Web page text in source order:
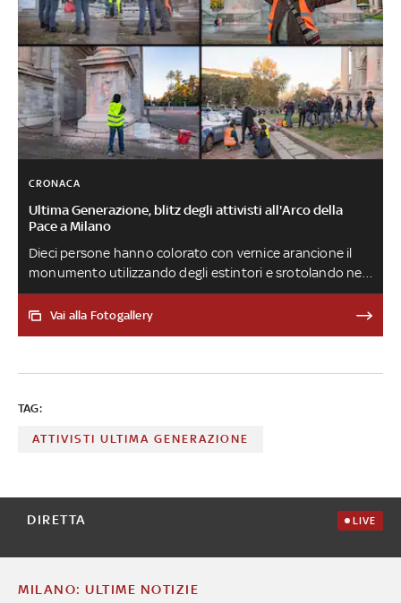
CRONACA
Ultima Generazione, blitz degli attivisti all'Arco della
Pace a Milano
Dieci persone hanno colorato con vernice arancione il
monumento utilizzando degli estintori e srotolando nel
frattempo uno striscione con la scritta “Fondo
Riparazione”. Tutti sono stati portati in questura
Vai alla Fotogallery
TAG:
ATTIVISTI ULTIMA GENERAZIONE
DIRETTA LIVE
MILANO: ULTIME NOTIZIE